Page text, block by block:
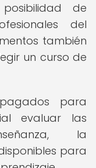
de
del
también
un curso de
para
evaluar las
la
para